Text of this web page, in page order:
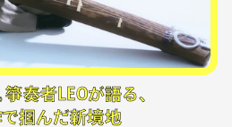
奏者LEOが語る、
で掴んだ新境地